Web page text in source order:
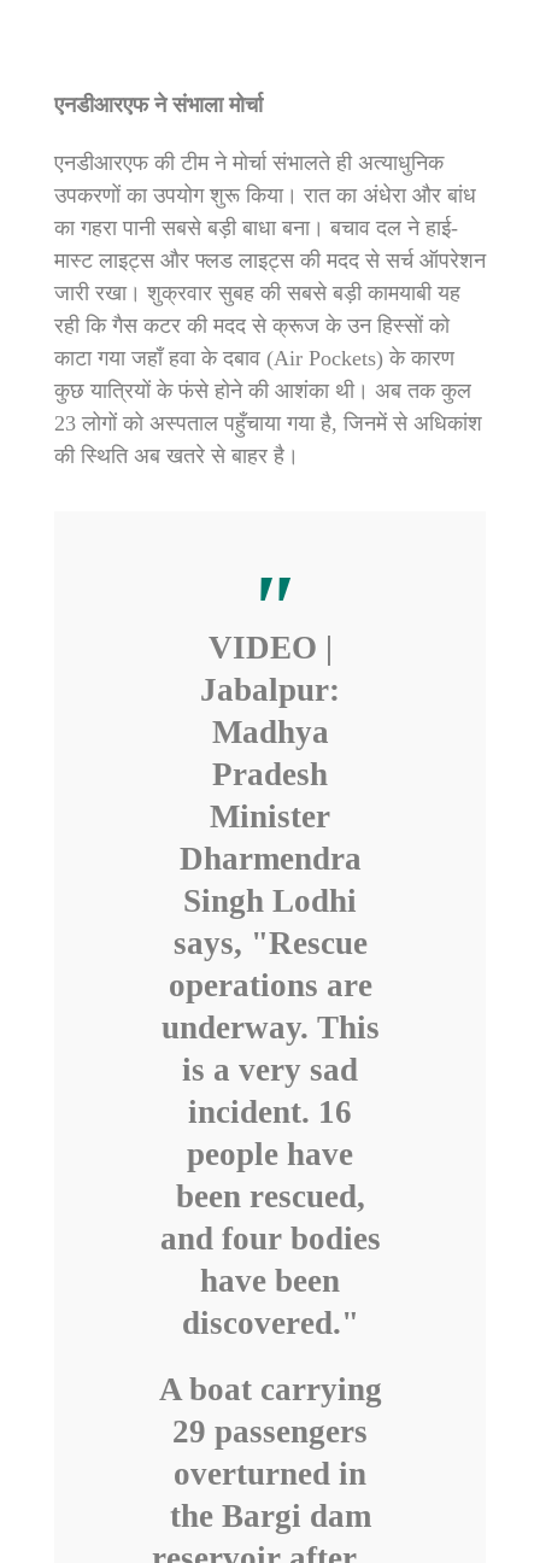
एनडीआरएफ ने संभाला मोर्चा
एनडीआरएफ की टीम ने मोर्चा संभालते ही अत्याधुनिक
उपकरणों का उपयोग शुरू किया। रात का अंधेरा और बांध
का गहरा पानी सबसे बड़ी बाधा बना। बचाव दल ने हाई-
मास्ट लाइट्स और फ्लड लाइट्स की मदद से सर्च ऑपरेशन
जारी रखा। शुक्रवार सुबह की सबसे बड़ी कामयाबी यह
रही कि गैस कटर की मदद से क्रूज के उन हिस्सों को
काटा गया जहाँ हवा के दबाव (Air Pockets) के कारण
कुछ यात्रियों के फंसे होने की आशंका थी। अब तक कुल
23 लोगों को अस्पताल पहुँचाया गया है, जिनमें से अधिकांश
की स्थिति अब खतरे से बाहर है।
VIDEO |
Jabalpur:
Madhya
Pradesh
Minister
Dharmendra
Singh Lodhi
says, "Rescue
operations are
underway. This
is a very sad
incident. 16
people have
been rescued,
and four bodies
have been
discovered."
A boat carrying
29 passengers
overturned in
the Bargi dam